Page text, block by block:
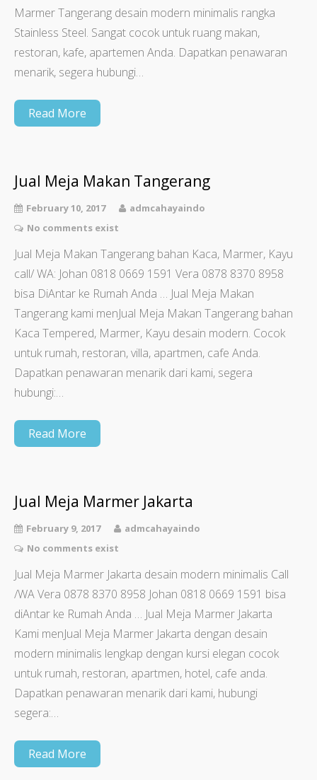
Marmer Tangerang desain modern minimalis rangka
Stainless Steel. Sangat cocok untuk ruang makan,
restoran, kafe, apartemen Anda. Dapatkan penawaran
menarik, segera hubungi…
Read More
Jual Meja Makan Tangerang
February 10, 2017
admcahayaindo
No comments exist
Jual Meja Makan Tangerang bahan Kaca, Marmer, Kayu
call/ WA: Johan 0818 0669 1591 Vera 0878 8370 8958
bisa DiAntar ke Rumah Anda … Jual Meja Makan
Tangerang kami menJual Meja Makan Tangerang bahan
Kaca Tempered, Marmer, Kayu desain modern. Cocok
untuk rumah, restoran, villa, apartmen, cafe Anda.
Dapatkan penawaran menarik dari kami, segera
hubungi:…
Read More
Jual Meja Marmer Jakarta
February 9, 2017
admcahayaindo
No comments exist
Jual Meja Marmer Jakarta desain modern minimalis Call
/WA Vera 0878 8370 8958 Johan 0818 0669 1591 bisa
diAntar ke Rumah Anda … Jual Meja Marmer Jakarta
Kami menJual Meja Marmer Jakarta dengan desain
modern minimalis lengkap dengan kursi elegan cocok
untuk rumah, restoran, apartmen, hotel, cafe anda.
Dapatkan penawaran menarik dari kami, hubungi
segera:…
Read More